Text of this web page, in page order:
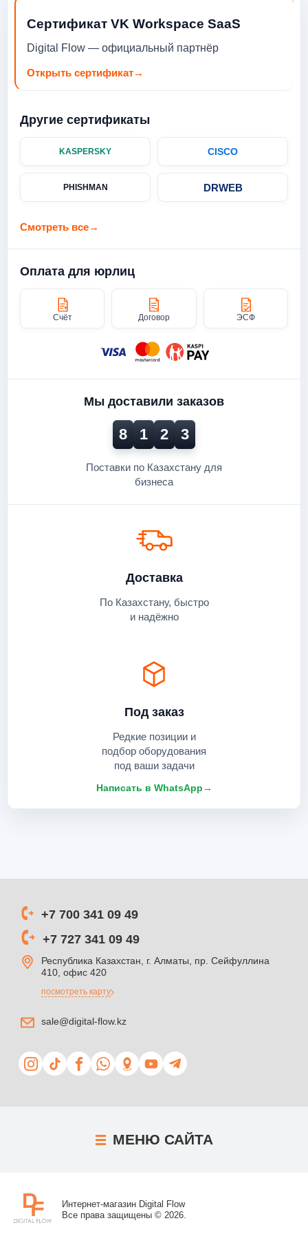
Сертификат VK Workspace SaaS
Digital Flow — официальный партнёр
Открыть сертификат→
Другие сертификаты
KASPERSKY CISCO
PHISHMAN DRWEB
Смотреть все→
Оплата для юрлиц
Счёт Договор ЭСФ
Мы доставили заказов
8 1 2 3
Поставки по Казахстану для
бизнеса
Под заказ
Редкие позиции и
подбор оборудования
под ваши задачи
Написать в WhatsApp→
Доставка
По Казахстану, быстро
и надёжно
+7 700 341 09 49
+7 727 341 09 49
Республика Казахстан, г. Алматы, пр. Сейфуллина
410, офис 420
посмотреть карту
sale@digital-flow.kz
МЕНЮ САЙТА
Интернет-магазин Digital Flow
Все права защищены © 2026.